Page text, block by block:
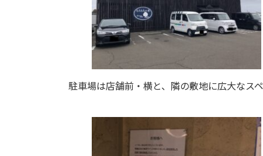
駐車場は店舗前・横と、隣の敷地に広大なス